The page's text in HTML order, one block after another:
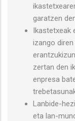
garatzen
Ikastetxeak
izango
zertan den
enpresa
Lanbide-
eta lan-